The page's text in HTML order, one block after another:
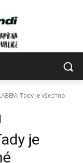
Tady je všechno
je